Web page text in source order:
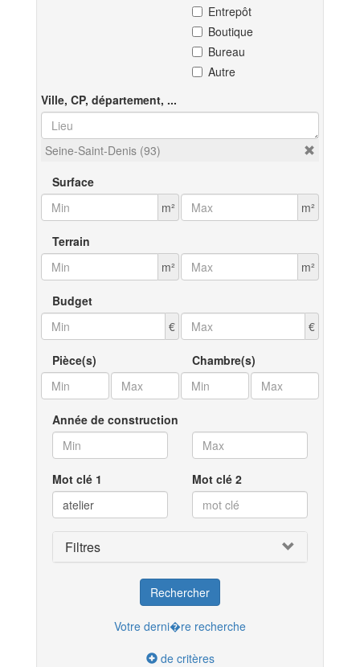
Entrepôt
Boutique
Bureau
Autre
Ville, CP, département, ...
Seine-Saint-Denis (93)
Surface
m²
m²
Terrain
m²
m²
Budget
€
€
Pièce(s) Chambre(s)
Année de construction
Mot clé 1 Mot clé 2
Filtres
Votre derni�re recherche
de critères